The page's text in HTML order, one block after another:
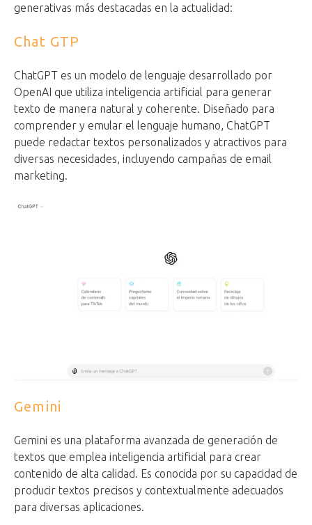
generativas más destacadas en la actualidad:
Chat GTP
ChatGPT es un modelo de lenguaje desarrollado por
OpenAI que utiliza inteligencia artificial para generar
texto de manera natural y coherente. Diseñado para
comprender y emular el lenguaje humano, ChatGPT
puede redactar textos personalizados y atractivos para
diversas necesidades, incluyendo campañas de email
marketing.
Gemini
Gemini es una plataforma avanzada de generación de
textos que emplea inteligencia artificial para crear
contenido de alta calidad. Es conocida por su capacidad de
producir textos precisos y contextualmente adecuados
para diversas aplicaciones.